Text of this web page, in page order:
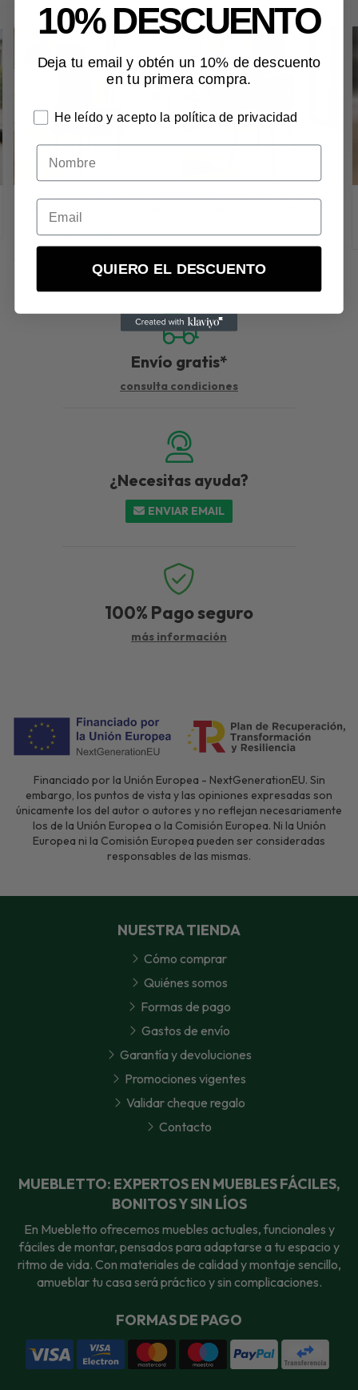
Silla Lúa – 97 cm en Gris
Marengo o Moka con Patas
Negras
42,00€
más variaciones
Silla Malva – Tapizada en
más variaciones
Envío gratis*
consulta condiciones
¿Necesitas ayuda?
ENVIAR EMAIL
100% Pago seguro
más información
Financiado por la Unión Europea - NextGenerationEU. Sin
embargo, los puntos de vista y las opiniones expresadas son
únicamente los del autor o autores y no reflejan necesariamente
los de la Unión Europea o la Comisión Europea. Ni la Unión
Europea ni la Comisión Europea pueden ser consideradas
responsables de las mismas.
MUEBLETTO: EXPERTOS EN MUEBLES FÁCILES,
BONITOS Y SIN LÍOS
En Muebletto ofrecemos muebles actuales, funcionales y
fáciles de montar, pensados para adaptarse a tu espacio y
ritmo de vida. Con materiales de calidad y montaje sencillo,
amueblar tu casa será práctico y sin complicaciones.
FORMAS DE PAGO
NUESTRA TIENDA
Cómo comprar
Quiénes somos
Formas de pago
Gastos de envío
Garantía y devoluciones
Promociones vigentes
Validar cheque regalo
Contacto
10% DESCUENTO
Deja tu email y obtén un 10% de descuento
en tu primera compra.
He leído y acepto la política de privacidad
Nombre
QUIERO EL DESCUENTO